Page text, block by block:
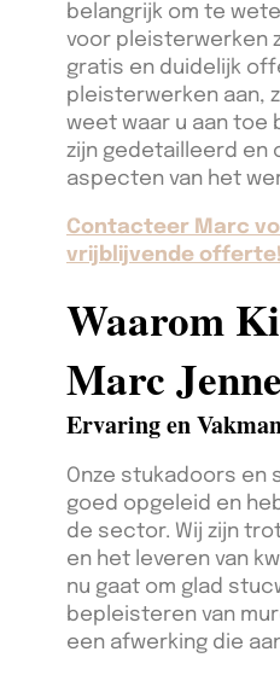
belangrijk om te
voor pleisterwerken
gratis en duidelijk
pleisterwerken aan,
weet waar u aan toe
zijn gedetailleerd en
aspecten van het
Contacteer Marc
vrijblijvende offerte!
Waarom
Marc
Ervaring en
Onze stukadoors en
goed opgeleid en
de sector. Wij zijn
en het leveren van
nu gaat om glad
bepleisteren van
een afwerking die